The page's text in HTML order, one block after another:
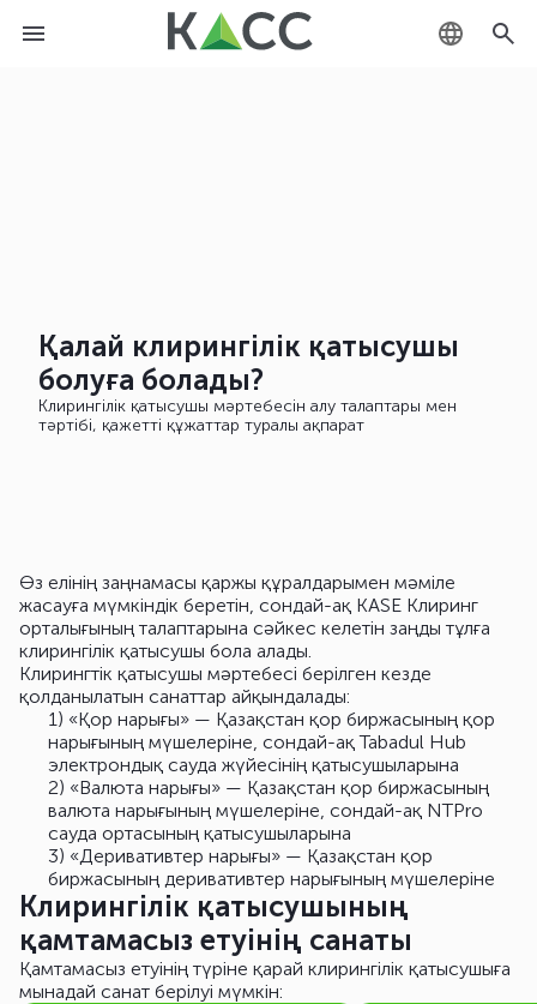
Қалай клирингілік қатысушы
болуға болады?
Клирингілік қатысушы мәртебесін алу талаптары мен
тәртібі, қажетті құжаттар туралы ақпарат
Өз елінің заңнамасы қаржы құралдарымен мәміле
жасауға мүмкіндік беретін, сондай-ақ KASE Клиринг
орталығының талаптарына сәйкес келетін заңды тұлға
клирингілік қатысушы бола алады.
Клирингтік қатысушы мәртебесі берілген кезде
қолданылатын санаттар айқындалады:
«Қор нарығы» — Қазақстан қор биржасының қор
нарығының мүшелеріне, сондай-ақ Tabadul Hub
электрондық сауда жүйесінің қатысушыларына
«Валюта нарығы» — Қазақстан қор биржасының
валюта нарығының мүшелеріне, сондай-ақ NTPro
сауда ортасының қатысушыларына
«Деривативтер нарығы» — Қазақстан қор
биржасының деривативтер нарығының мүшелеріне
Клирингілік қатысушының
қамтамасыз етуінің санаты
Қамтамасыз етуінің түріне қарай клирингілік қатысушыға
мынадай санат берілуі мүмкін: